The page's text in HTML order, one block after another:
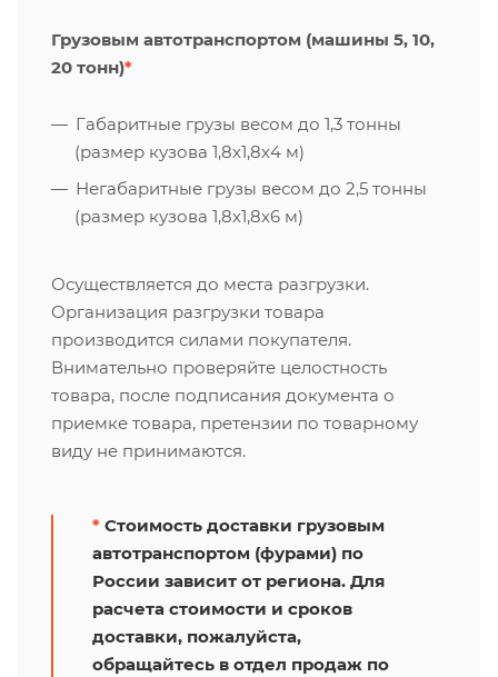
Грузовым автотранспортом (машины 5, 10,
20 тонн)*
Габаритные грузы весом до 1,3 тонны
(размер кузова 1,8х1,8х4 м)
Негабаритные грузы весом до 2,5 тонны
(размер кузова 1,8х1,8х6 м)
Осуществляется до места разгрузки.
Организация разгрузки товара
производится силами покупателя.
Внимательно проверяйте целостность
товара, после подписания документа о
приемке товара, претензии по товарному
виду не принимаются.
* Стоимость доставки грузовым
автотранспортом (фурами) по
России зависит от региона. Для
расчета стоимости и сроков
доставки, пожалуйста,
обращайтесь в отдел продаж по